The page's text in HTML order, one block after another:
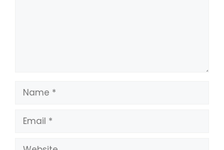
Name
Email
Website